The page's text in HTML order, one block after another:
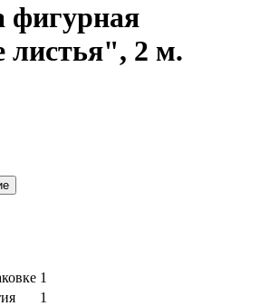
фигурная
листья", 2 м.
1
1